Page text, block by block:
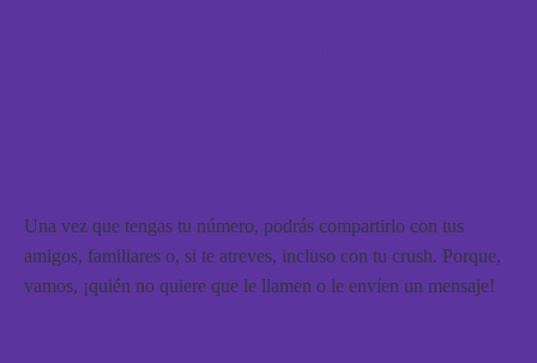
Una vez que tengas tu número, podrás compartirlo con tus
amigos, familiares o, si te atreves, incluso con tu crush. Porque,
vamos, ¡quién no quiere que le llamen o le envíen un mensaje!